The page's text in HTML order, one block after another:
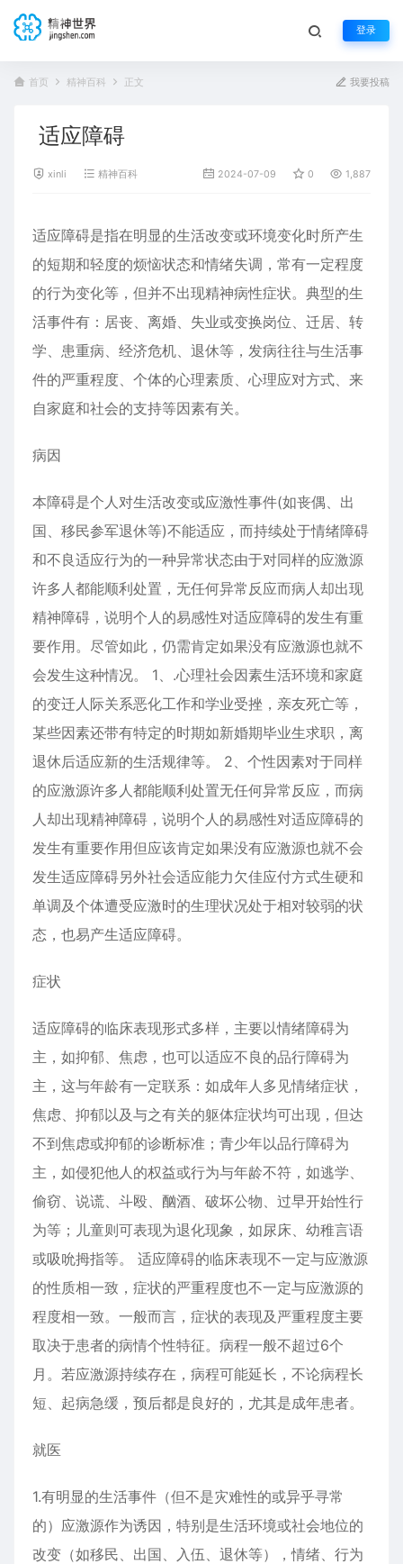
登录
首页 精神百科 正文 我要投稿
适应障碍
xinli 精神百科 2024-07-09 0 1,887
适应障碍是指在明显的生活改变或环境变化时所产生
的短期和轻度的烦恼状态和情绪失调，常有一定程度
的行为变化等，但并不出现精神病性症状。典型的生
活事件有：居丧、离婚、失业或变换岗位、迁居、转
学、患重病、经济危机、退休等，发病往往与生活事
件的严重程度、个体的心理素质、心理应对方式、来
自家庭和社会的支持等因素有关。
病因
本障碍是个人对生活改变或应激性事件(如丧偶、出
国、移民参军退休等)不能适应，而持续处于情绪障碍
和不良适应行为的一种异常状态由于对同样的应激源
许多人都能顺利处置，无任何异常反应而病人却出现
精神障碍，说明个人的易感性对适应障碍的发生有重
要作用。尽管如此，仍需肯定如果没有应激源也就不
会发生这种情况。 1、.心理社会因素生活环境和家庭
的变迁人际关系恶化工作和学业受挫，亲友死亡等，
某些因素还带有特定的时期如新婚期毕业生求职，离
退休后适应新的生活规律等。 2、个性因素对于同样
的应激源许多人都能顺利处置无任何异常反应，而病
人却出现精神障碍，说明个人的易感性对适应障碍的
发生有重要作用但应该肯定如果没有应激源也就不会
发生适应障碍另外社会适应能力欠佳应付方式生硬和
单调及个体遭受应激时的生理状况处于相对较弱的状
态，也易产生适应障碍。
症状
适应障碍的临床表现形式多样，主要以情绪障碍为
主，如抑郁、焦虑，也可以适应不良的品行障碍为
主，这与年龄有一定联系：如成年人多见情绪症状，
焦虑、抑郁以及与之有关的躯体症状均可出现，但达
不到焦虑或抑郁的诊断标准；青少年以品行障碍为
主，如侵犯他人的权益或行为与年龄不符，如逃学、
偷窃、说谎、斗殴、酗酒、破坏公物、过早开始性行
为等；儿童则可表现为退化现象，如尿床、幼稚言语
或吸吮拇指等。 适应障碍的临床表现不一定与应激源
的性质相一致，症状的严重程度也不一定与应激源的
程度相一致。一般而言，症状的表现及严重程度主要
取决于患者的病情个性特征。病程一般不超过6个
月。若应激源持续存在，病程可能延长，不论病程长
短、起病急缓，预后都是良好的，尤其是成年患者。
就医
1.有明显的生活事件（但不是灾难性的或异乎寻常
的）应激源作为诱因，特别是生活环境或社会地位的
改变（如移民、出国、入伍、退休等），情绪、行为